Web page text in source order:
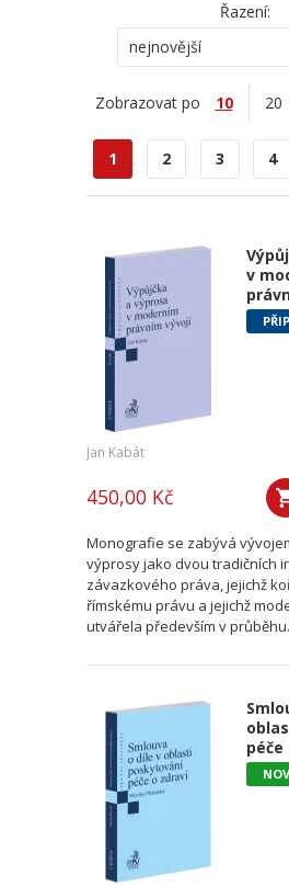
Řazení:
nejnovější
Zobrazovat po 10 20
1 2 3 4
v
Jan Kabát
450,00 Kč
Monografie se zabývá
výprosy jako dvou tradičních
závazkového práva, jejichž
římskému právu a jejichž
utvářela především v
péče